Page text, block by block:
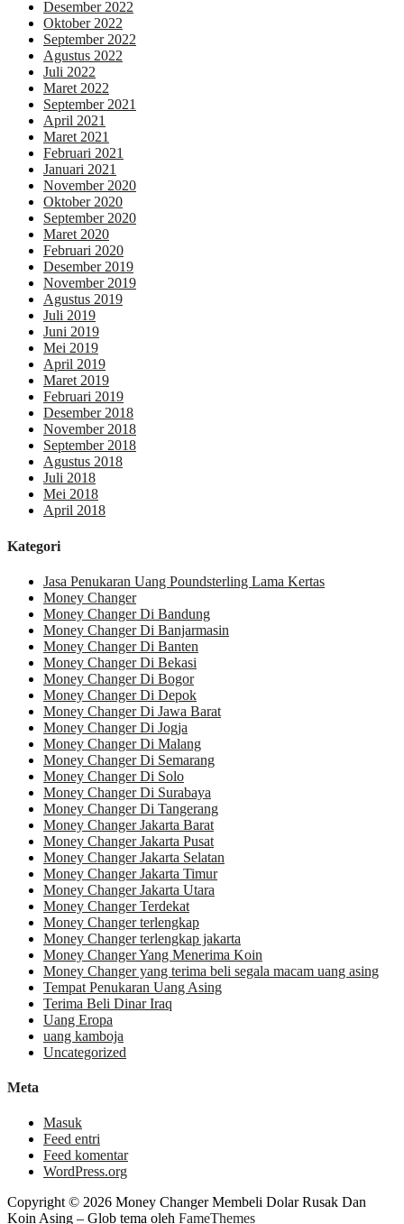
Desember 2022
Oktober 2022
September 2022
Agustus 2022
Juli 2022
Maret 2022
September 2021
April 2021
Maret 2021
Februari 2021
Januari 2021
November 2020
Oktober 2020
September 2020
Maret 2020
Februari 2020
Desember 2019
November 2019
Agustus 2019
Juli 2019
Juni 2019
Mei 2019
April 2019
Maret 2019
Februari 2019
Desember 2018
November 2018
September 2018
Agustus 2018
Juli 2018
Mei 2018
April 2018
Kategori
Jasa Penukaran Uang Poundsterling Lama Kertas
Money Changer
Money Changer Di Bandung
Money Changer Di Banjarmasin
Money Changer Di Banten
Money Changer Di Bekasi
Money Changer Di Bogor
Money Changer Di Depok
Money Changer Di Jawa Barat
Money Changer Di Jogja
Money Changer Di Malang
Money Changer Di Semarang
Money Changer Di Solo
Money Changer Di Surabaya
Money Changer Di Tangerang
Money Changer Jakarta Barat
Money Changer Jakarta Pusat
Money Changer Jakarta Selatan
Money Changer Jakarta Timur
Money Changer Jakarta Utara
Money Changer Terdekat
Money Changer terlengkap
Money Changer terlengkap jakarta
Money Changer Yang Menerima Koin
Money Changer yang terima beli segala macam uang asing
Tempat Penukaran Uang Asing
Terima Beli Dinar Iraq
Uang Eropa
uang kamboja
Uncategorized
Meta
Masuk
Feed entri
Feed komentar
WordPress.org
Copyright © 2026 Money Changer Membeli Dolar Rusak Dan
Koin Asing – Glob tema oleh FameThemes